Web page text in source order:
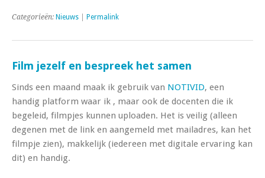
Categorieën: Nieuws Permalink
Film jezelf en bespreek het samen
Sinds een maand maak ik gebruik van NOTIVID, een
handig platform waar ik , maar ook de docenten die ik
begeleid, filmpjes kunnen uploaden. Het is veilig (alleen
degenen met de link en aangemeld met mailadres, kan het
filmpje zien), makkelijk (iedereen met digitale ervaring kan
dit) en handig.